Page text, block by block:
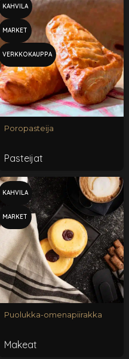
KAHVILA
MARKET
VERKKOKAUPPA
Poropasteija
Pasteijat
KAHVILA
MARKET
Puolukka-omenapiirakka
Makeat